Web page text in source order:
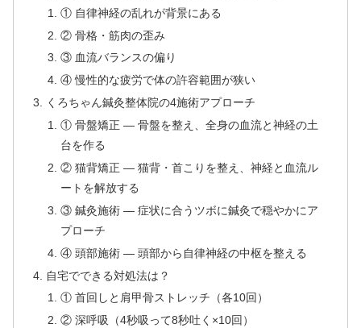
① 自律神経の乱れが背景にある
② 骨格・筋肉の歪み
③ 血流バランスの偏り
④ 慢性的な疲労で体の許容範囲が狭い
くろちゃん鍼灸整体院の4施術アプローチ
① 骨盤矯正 — 骨盤を整え、全身の血流と神経の土
台を作る
② 猫背矯正 — 猫背・首こりを整え、神経と血流ル
ートを解放する
③ 鍼灸施術 — 症状に合うツボに鍼灸で穏やかにア
プローチ
④ 頭部施術 — 頭部から自律神経の中枢を整える
自宅でできる対処法は？
① 首回しと肩甲骨ストレッチ（各10回）
② 深呼吸（4秒吸って8秒吐く×10回）